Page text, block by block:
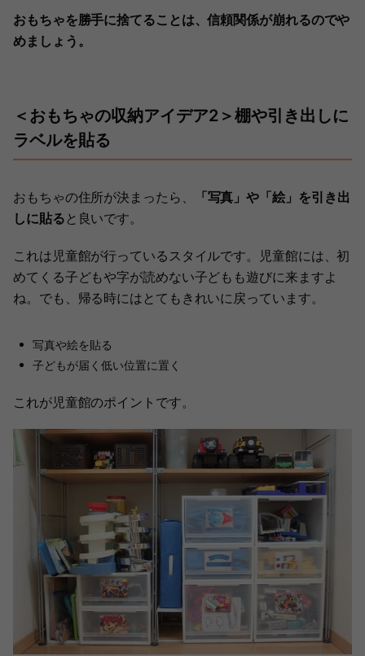
おもちゃを勝手に捨てることは、信頼関係が崩れるのでや
めましょう。
＜おもちゃの収納アイデア2＞棚や引き出しに
ラベルを貼る
おもちゃの住所が決まったら、
「写真」や「絵」を引き出
しに貼る と良いです。
これは児童館が行っているスタイルです。児童館には、初
めてくる子どもや字が読めない子どもも遊びに来ますよ
ね。でも、帰る時にはとてもきれいに戻っています。
写真や絵を貼る
子どもが届く低い位置に置く
これが児童館のポイントです。